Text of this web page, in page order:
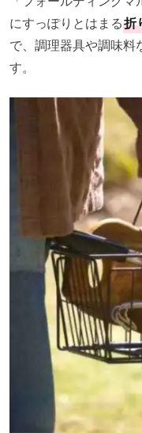
にすっぽりとはまる折
で、調理器具や調味料
す。